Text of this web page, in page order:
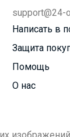
support@24-
Написать в
Защита
Помощь
О нас